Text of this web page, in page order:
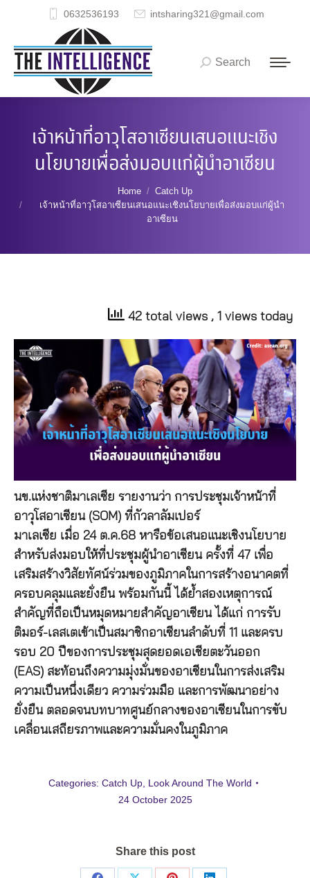
0632536193 intsharing321@gmail.com
Search:
Search
เจ้าหน้าที่อาวุโสอาเซียนเสนอแนะเชิง
นโยบายเพื่อส่งมอบแก่ผู้นำอาเซียน
Home
Catch Up
เจ้าหน้าที่อาวุโสอาเซียนเสนอแนะเชิงนโยบายเพื่อส่งมอบแก่ผู้นำ
อาเซียน
42 total views , 1 views today
นข.แห่งชาติมาเลเซีย รายงานว่า การประชุมเจ้าหน้าที่
อาวุโสอาเซียน (SOM) ที่กัวลาลัมเปอร์
มาเลเซีย เมื่อ 24 ต.ค.68 หารือข้อเสนอแนะเชิงนโยบาย
สำหรับส่งมอบให้ที่ประชุมผู้นำอาเซียน ครั้งที่ 47 เพื่อ
เสริมสร้างวิสัยทัศน์ร่วมของภูมิภาคในการสร้างอนาคตที่
ครอบคลุมและยั่งยืน พร้อมกันนี้ ได้ย้ำสองเหตุการณ์
สำคัญที่ถือเป็นหมุดหมายสำคัญอาเซียน ได้แก่ การรับ
ติมอร์-เลสเตเข้าเป็นสมาชิกอาเซียนลำดับที่ 11 และครบ
รอบ 20 ปีของการประชุมสุดยอดเอเชียตะวันออก
(EAS) สะท้อนถึงความมุ่งมั่นของอาเซียนในการส่งเสริม
ความเป็นหนึ่งเดียว ความร่วมมือ และการพัฒนาอย่าง
ยั่งยืน ตลอดจนบทบาทศูนย์กลางของอาเซียนในการขับ
เคลื่อนเสถียรภาพและความมั่นคงในภูมิภาค
Categories: Catch Up, Look Around The World
24 October 2025
Share this post